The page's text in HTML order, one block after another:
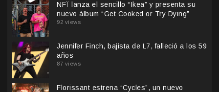
NFÏ lanza el sencillo “Ikea” y presenta su
nuevo álbum “Get Cooked or Try Dying”
92 views
Jennifer Finch, bajista de L7, falleció a los 59
años
87 views
Florissant estrena “Cycles”, un nuevo